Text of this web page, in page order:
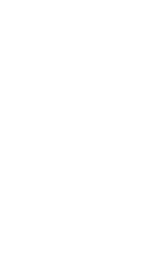
PYTLÁKY VLČIE
dámske ľanové